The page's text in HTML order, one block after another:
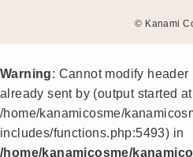
© Kanami
Warning: Cannot modify
already sent by (output started at
/home/kanamicosme/
includes/functions.php:5493) in
/home/kanamicosme/